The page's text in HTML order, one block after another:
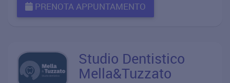
PRENOTA APPUNTAMENTO
Studio Dentistico
Mella&Tuzzato